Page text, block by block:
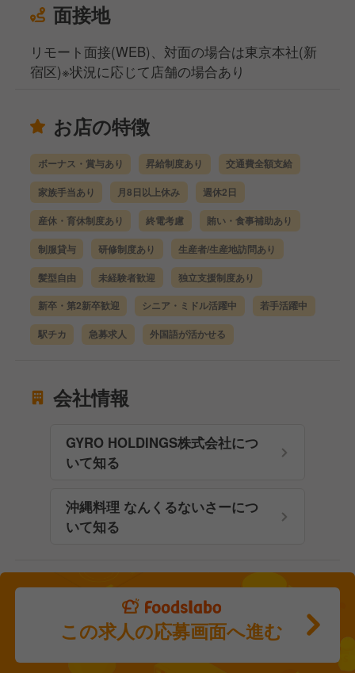
面接地
リモート面接(WEB)、対面の場合は東京本社(新
宿区)※状況に応じて店舗の場合あり
お店の特徴
ボーナス・賞与あり 昇給制度あり 交通費全額支給
家族手当あり 月8日以上休み 週休2日
産休・育休制度あり 終電考慮 賄い・食事補助あり
制服貸与 研修制度あり 生産者/生産地訪問あり
髪型自由 未経験者歓迎 独立支援制度あり
新卒・第2新卒歓迎 シニア・ミドル活躍中 若手活躍中
駅チカ 急募求人 外国語が活かせる
会社情報
GYRO HOLDINGS株式会社につ
いて知る
沖縄料理 なんくるないさーにつ
いて知る
この求人の応募画面へ進む